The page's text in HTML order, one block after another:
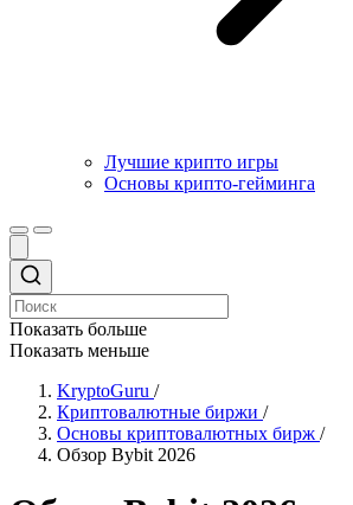
Лучшие крипто игры
Основы крипто-гейминга
Показать больше
Показать меньше
KryptoGuru /
Криптовалютные биржи /
Основы криптовалютных бирж /
Обзор Bybit 2026